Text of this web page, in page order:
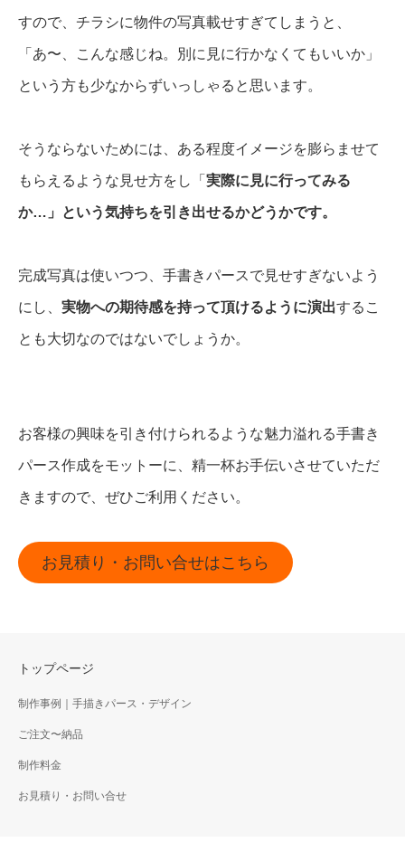
すので、チラシに物件の写真載せすぎてしまうと、
「あ〜、こんな感じね。別に見に行かなくてもいいか」
という方も少なからずいっしゃると思います。
そうならないためには、ある程度イメージを膨らませて
もらえるような見せ方をし「 実際に見に行ってみる
か…」という気持ちを引き出せるかどうかです。
完成写真は使いつつ、手書きパースで見せすぎないよう
にし、 実物への期待感を持って頂けるように演出するこ
とも大切なのではないでしょうか。
お客様の興味を引き付けられるような魅力溢れる手書き
パース作成をモットーに、精一杯お手伝いさせていただ
きますので、ぜひご利用ください。
お見積り・お問い合せはこちら
トップページ
制作事例｜手描きパース・デザイン
ご注文〜納品
制作料金
お見積り・お問い合せ